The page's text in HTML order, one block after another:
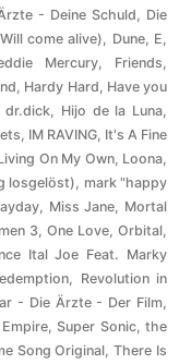
- Deine Schuld
Die
come alive) Dune, E
Mercury Friends
Hardy Hard Have you
dr.dick Hijo de la Luna
IM RAVING, It's A Fine
On My Own, Loona
losgelöst)
mark "happy
Miss Jane
Mortal
3 One Love Orbital
Ital Joe Feat. Marky
Revolution in
- Die Ärzte - Der Film
Super Sonic,the
Song Original ,There Is